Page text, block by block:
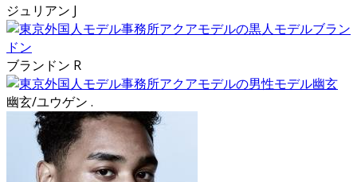
ジュリアン J
ブランドン R
幽玄/ユウゲン .